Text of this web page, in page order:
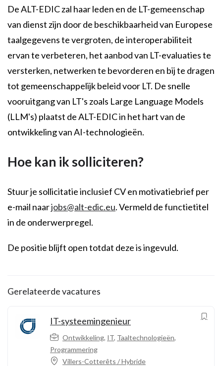
De ALT-EDIC zal haar leden en de LT-gemeenschap
van dienst zijn door de beschikbaarheid van Europese
taalgegevens te vergroten, de interoperabiliteit
ervan te verbeteren, het aanbod van LT-evaluaties te
versterken, netwerken te bevorderen en bij te dragen
tot gemeenschappelijk beleid voor LT. De snelle
vooruitgang van LT's zoals Large Language Models
(LLM's) plaatst de ALT-EDIC in het hart van de
ontwikkeling van AI-technologieën.
Hoe kan ik solliciteren?
Stuur je sollicitatie inclusief CV en motivatiebrief per
e-mail naarjobs@alt-edic.eu. Vermeld de functietitel
in de onderwerpregel.
De positie blijft open totdat deze is ingevuld.
Gerelateerde vacatures
IT-systeemingenieur
Ontwikkeling, IT, Taaltechnologieën,
Programmering
Villers-Cotterêts / Hybride